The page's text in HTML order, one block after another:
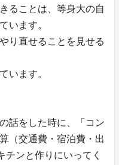
ることは、等身大の自
います。
り直せることを見せる
います。
話をした時に、「コン
（交通費・宿泊費・出
ンと作りにいってく